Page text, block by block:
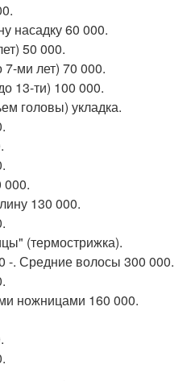
насадку 60 000.
50 000.
7-ми лет) 70 000.
13-ти) 100 000.
головы) укладка.
000.
130 000.
(термострижка).
-. Средние волосы 300 000.
ножницами 160 000.